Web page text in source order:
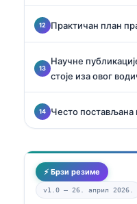
Практичан план
Научне
стоје иза овог
Често постављана
⚡ Брзи резиме
v1.0 — 26. април 2026.